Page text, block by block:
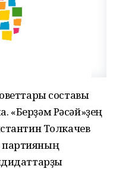
составы
«Берҙәм Рәсәй»ҙең
Толкачев